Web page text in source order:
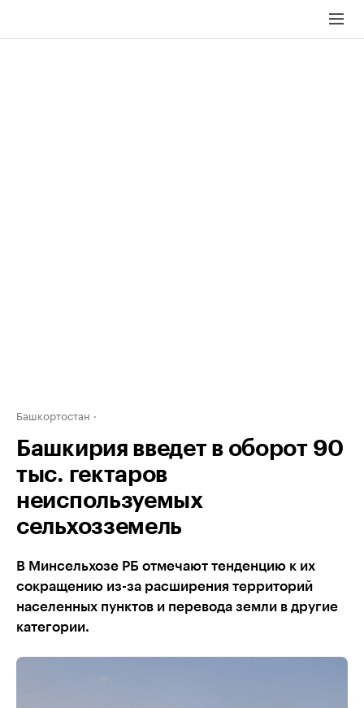
Башкортостан
Башкирия введет в оборот 90
тыс. гектаров
неиспользуемых
сельхозземель
В Минсельхозе РБ отмечают тенденцию к их
сокращению из-за расширения территорий
населенных пунктов и перевода земли в другие
категории.